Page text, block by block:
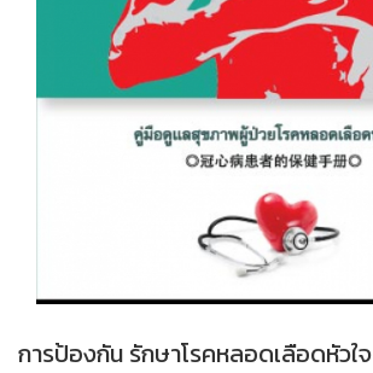
การป้องกัน รักษาโรคหลอดเลือดหัวใจ